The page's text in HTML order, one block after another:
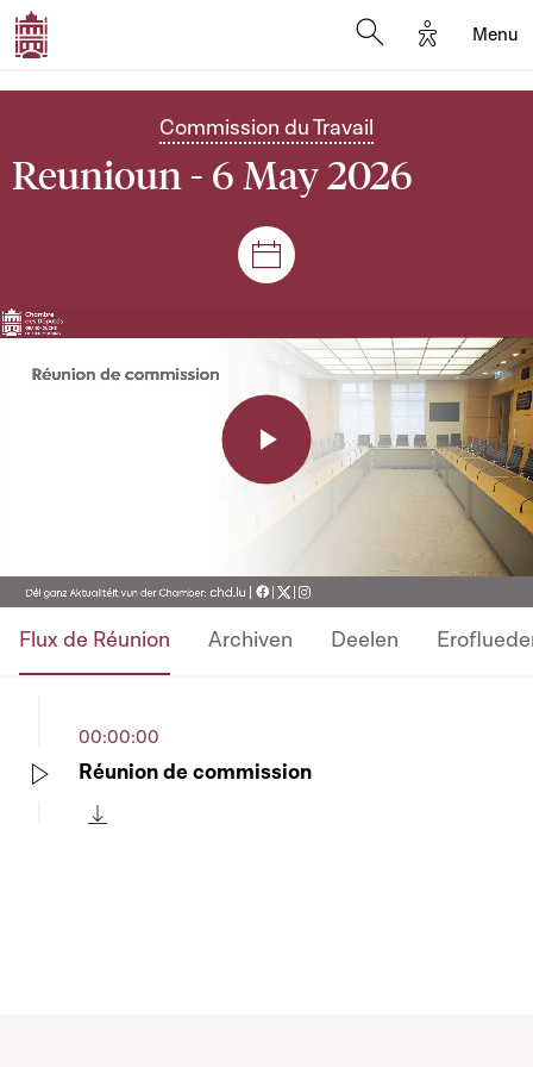
Options
Menu
Commission du Travail
Reunioun - 6 May 2026
Sëtzungen a Reuniounen
Play
Video
Flux de Réunion Archiven Deelen
00:00:00
Réunion de commission